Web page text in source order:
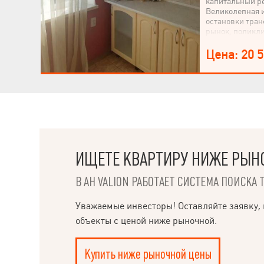
Великолепная
остановки
рынок,
зеленый
Цена: 20
ИЩЕТЕ КВАРТИРУ НИЖЕ
В АН VALION РАБОТАЕТ СИСТЕМА ПОИСКА
Уважаемые инвесторы! Оставляйте
объекты с ценой ниже рыночной.
Купить ниже рыночной цены
НАПИСАТЬ